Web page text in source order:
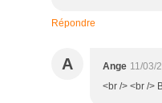
Répondre
A Ange 11/03/
<br /> <br />